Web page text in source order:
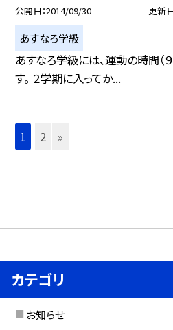
公開日 2014/09/30 更新
あすなろ学級
あすなろ学級には、運動の時間（９
す。 ２学期に入ってか...
1 2 »
カテゴリ
お知らせ